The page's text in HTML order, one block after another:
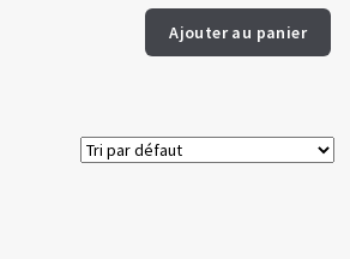
Ajouter au panier